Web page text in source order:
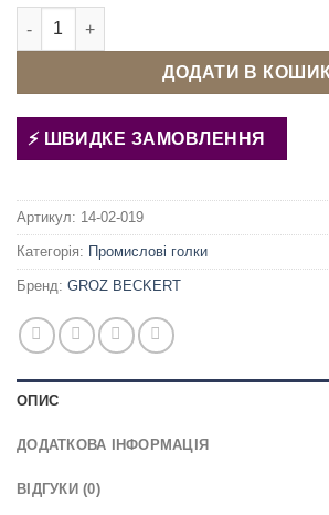
Голки для ОВЕРЛОКА GROZ BECKERT
ДОДАТИ В КОШИК
ШВИДКЕ ЗАМОВЛЕННЯ
Артикул: 14-02-019
Категорія: Промислові голки
Бренд: GROZ BECKERT
ОПИС
ДОДАТКОВА ІНФОРМАЦІЯ
ВІДГУКИ (0)